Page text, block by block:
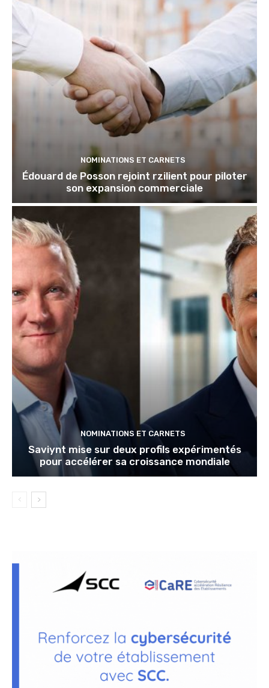
NOMINATIONS ET CARNETS
Édouard de Posson rejoint rzilient pour piloter
son expansion commerciale
NOMINATIONS ET CARNETS
Saviynt mise sur deux profils expérimentés
pour accélérer sa croissance mondiale